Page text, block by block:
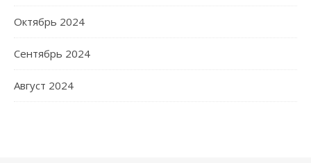
Октябрь 2024
Сентябрь 2024
Август 2024